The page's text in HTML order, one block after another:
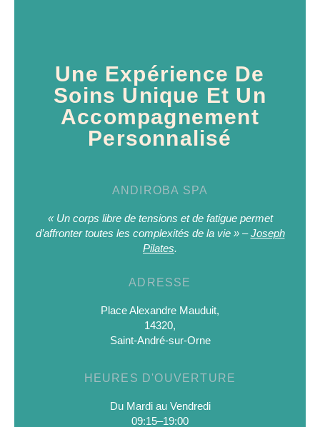
Une Expérience De
Soins Unique Et Un
Accompagnement
Personnalisé
ANDIROBA SPA
« Un corps libre de tensions et de fatigue permet
d’affronter toutes les complexités de la vie » –Joseph
Pilates.
ADRESSE
Place Alexandre Mauduit,
14320,
Saint-André-sur-Orne
HEURES D'OUVERTURE
Du Mardi au Vendredi
09:15–19:00